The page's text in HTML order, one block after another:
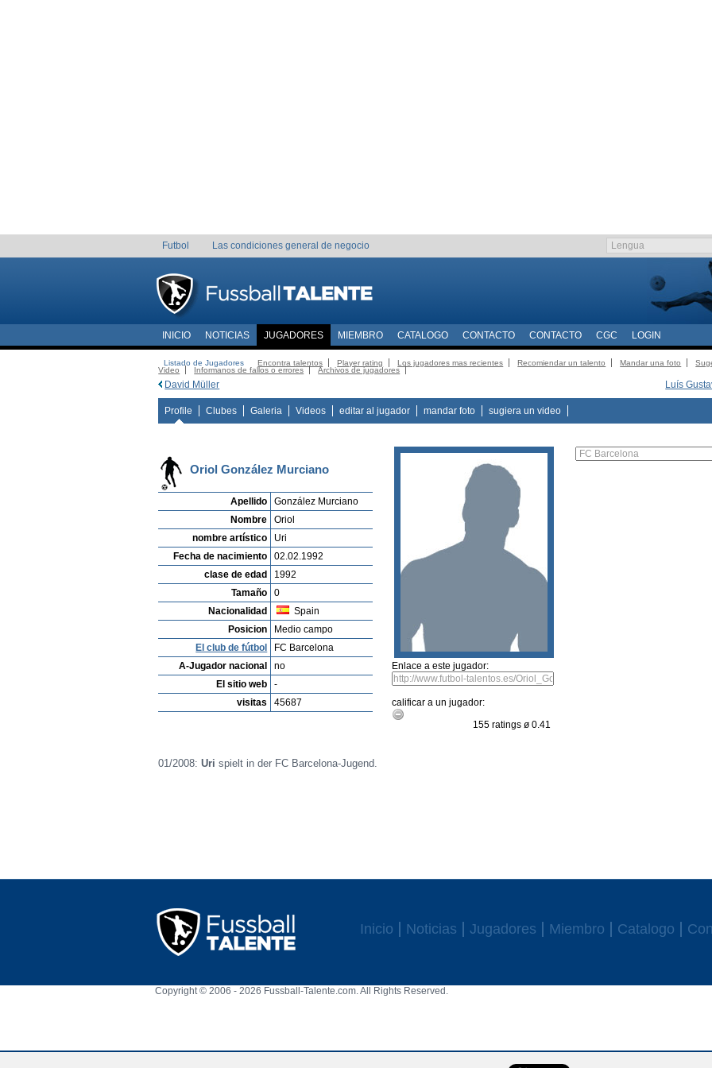
Futbol Las condiciones general de negocio
INICIO NOTICIAS JUGADORES MIEMBRO CATALOGO CONTACTO CONTACTO CGC LOGIN
Listado de Jugadores Encontra talentos Player rating Los jugadores mas recientes Recomiendar un talento Mandar una foto
Video
Informanos de fallos o errores Archivos de jugadores
Luís
David Müller
Profile Clubes Galeria Videos editar al jugador mandar foto sugiera un video
Oriol González Murciano
Apellido
González Murciano
Nombre
Oriol
nombre artístico
Uri
Fecha de nacimiento
02.02.1992
clase de edad
1992
Tamaño
0
Nacionalidad
Spain
Posicion
Medio campo
El club de fútbol
FC Barcelona
A-Jugador nacional
no
El sitio web
-
visitas
45687
Enlace a este jugador:
calificar a un jugador:
155 ratings ø 0.41
01/2008:Urispielt in der FC Barcelona-Jugend.
Inicio Noticias Jugadores Miembro Catalogo
Copyright © 2006 - 2026 Fussball-Talente.com. All Rights Reserved.